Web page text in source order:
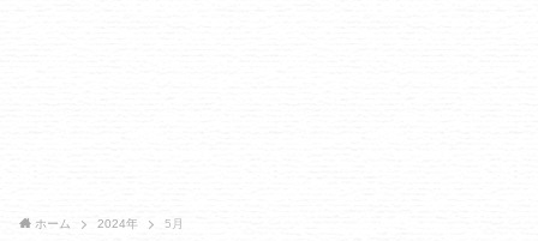
ホーム 2024年 5月